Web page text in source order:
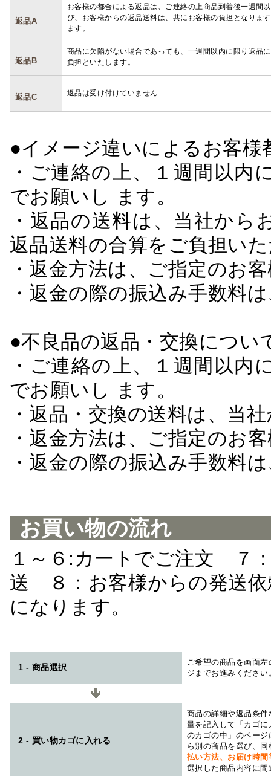
返品A
お客様の都合による返品は、ご連絡の上商品到着後一週間
び、お客様からの返品送料は、共にお客様の負担となりま
ます。
返品B
商品に欠陥がない場合であっても、一週間以内に限り返品
負担といたします。
返品C 返品は受け付けていません
●イメージ違いによるお客
・ご連絡の上、１週間以
でお願いし ます。
・返品の送料は、当社か
返品送料の合算をご負担い
・返金方法は、ご指定のお
・返金の際の振込み手数料
●不良品の返品・交換につい
・ご連絡の上、１週間以
でお願いし ます。
・返品・交換の送料は、当
・返金方法は、ご指定のお
・返金の際の振込み手数料
お買い物の流れ
１～６:カートでご注文 ７
送 ８：お客様からの発送
になります。
1 - 商品選択
ご希望の商品を画面
ジまでお進みください
2 - 買い物カゴに入れる
商品の詳細や返品条
量を記入して「カゴ
のカゴの中」のペー
ら別の商品を選び、
払い方法、お届け時
選択した商品内容に